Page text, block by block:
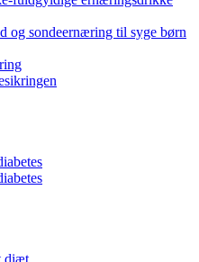
og sondeernæring til syge børn
diæt